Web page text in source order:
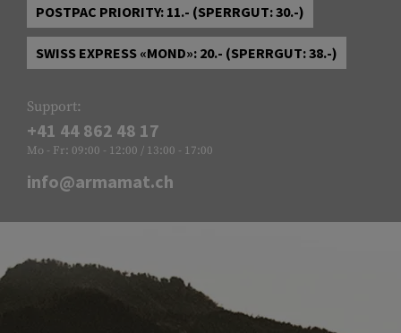
POSTPAC PRIORITY: 11.- (SPERRGUT: 30.-)
SWISS EXPRESS «MOND»: 20.- (SPERRGUT: 38.-)
Support:
+41 44 862 48 17
Mo - Fr: 09:00 - 12:00 / 13:00 - 17:00
info@armamat.ch